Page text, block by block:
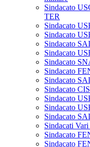
Sindacato
TER
Sindacato
Sindacato
Sindacato
Sindacato
Sindacato
Sindacato
Sindacato
Sindacato
Sindacato
Sindacato
Sindacato
Sindacati
Sindacato
Sindacato